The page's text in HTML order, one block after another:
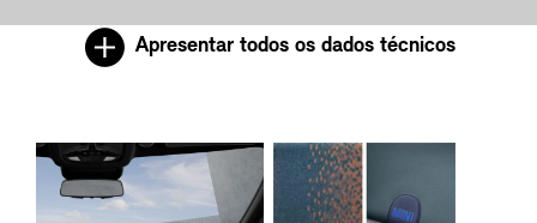
Apresentar todos os dados técnicos